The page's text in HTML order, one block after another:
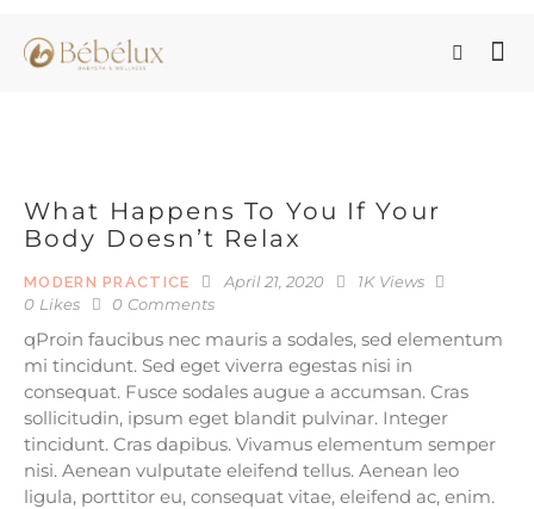
What Happens To You If Your
Body Doesn’t Relax
MODERN PRACTICE April 21, 2020 1K Views
0 Likes 0 Comments
qProin faucibus nec mauris a sodales, sed elementum
mi tincidunt. Sed eget viverra egestas nisi in
consequat. Fusce sodales augue a accumsan. Cras
sollicitudin, ipsum eget blandit pulvinar. Integer
tincidunt. Cras dapibus. Vivamus elementum semper
nisi. Aenean vulputate eleifend tellus. Aenean leo
ligula, porttitor eu, consequat vitae, eleifend ac, enim.